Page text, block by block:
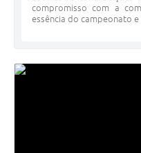
compromisso com a
essência do campeonato e